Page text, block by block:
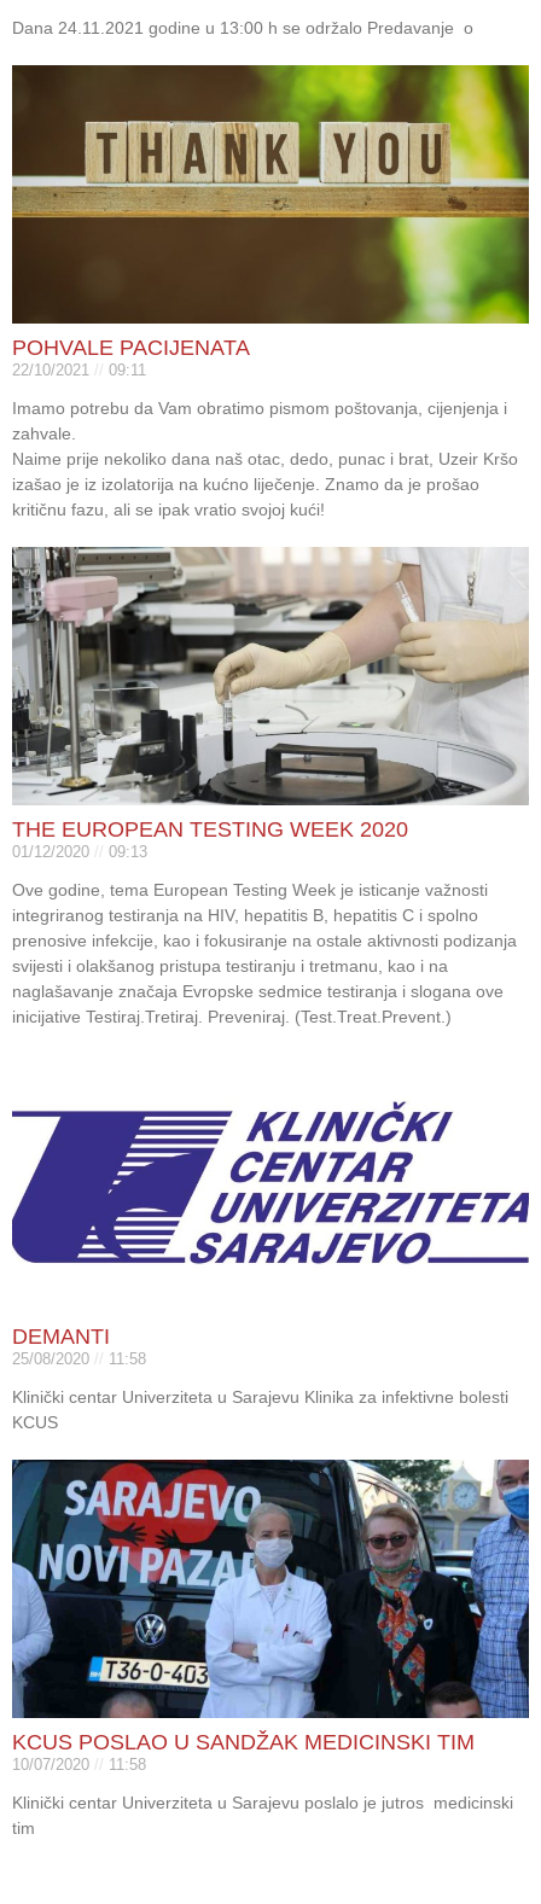
Dana 24.11.2021 godine u 13:00 h se održalo Predavanje o
POHVALE PACIJENATA
22/10/2021 09:11
Imamo potrebu da Vam obratimo pismom poštovanja, cijenjenja i
zahvale.
Naime prije nekoliko dana naš otac, dedo, punac i brat, Uzeir Kršo
izašao je iz izolatorija na kućno liječenje. Znamo da je prošao
kritičnu fazu, ali se ipak vratio svojoj kući!
THE EUROPEAN TESTING WEEK 2020
01/12/2020 09:13
Ove godine, tema European Testing Week je isticanje važnosti
integriranog testiranja na HIV, hepatitis B, hepatitis C i spolno
prenosive infekcije, kao i fokusiranje na ostale aktivnosti podizanja
svijesti i olakšanog pristupa testiranju i tretmanu, kao i na
naglašavanje značaja Evropske sedmice testiranja i slogana ove
inicijative Testiraj.Tretiraj. Preveniraj. (Test.Treat.Prevent.)
DEMANTI
25/08/2020 11:58
Klinički centar Univerziteta u Sarajevu Klinika za infektivne bolesti
KCUS
KCUS POSLAO U SANDŽAK MEDICINSKI TIM
10/07/2020 11:58
Klinički centar Univerziteta u Sarajevu poslalo je jutros medicinski
tim